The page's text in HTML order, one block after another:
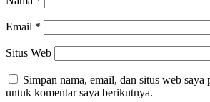
Email *
Situs Web
Simpan nama, email, dan situs web saya
untuk komentar saya berikutnya.